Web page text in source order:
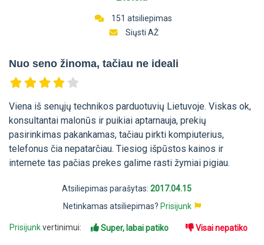
151 atsiliepimas
Siųsti AŽ
Nuo seno žinoma, tačiau ne ideali
Viena iš senųjų technikos parduotuvių Lietuvoje. Viskas ok,
konsultantai malonūs ir puikiai aptarnauja, prekių
pasirinkimas pakankamas, tačiau pirkti kompiuterius,
telefonus čia nepatarčiau. Tiesiog išpūstos kainos ir
internete tas pačias prekes galime rasti žymiai pigiau.
Atsiliepimas parašytas: 2017.04.15
Netinkamas atsiliepimas? Prisijunk
Prisijunkvertinimui: Super, labai patiko Visai nepatiko